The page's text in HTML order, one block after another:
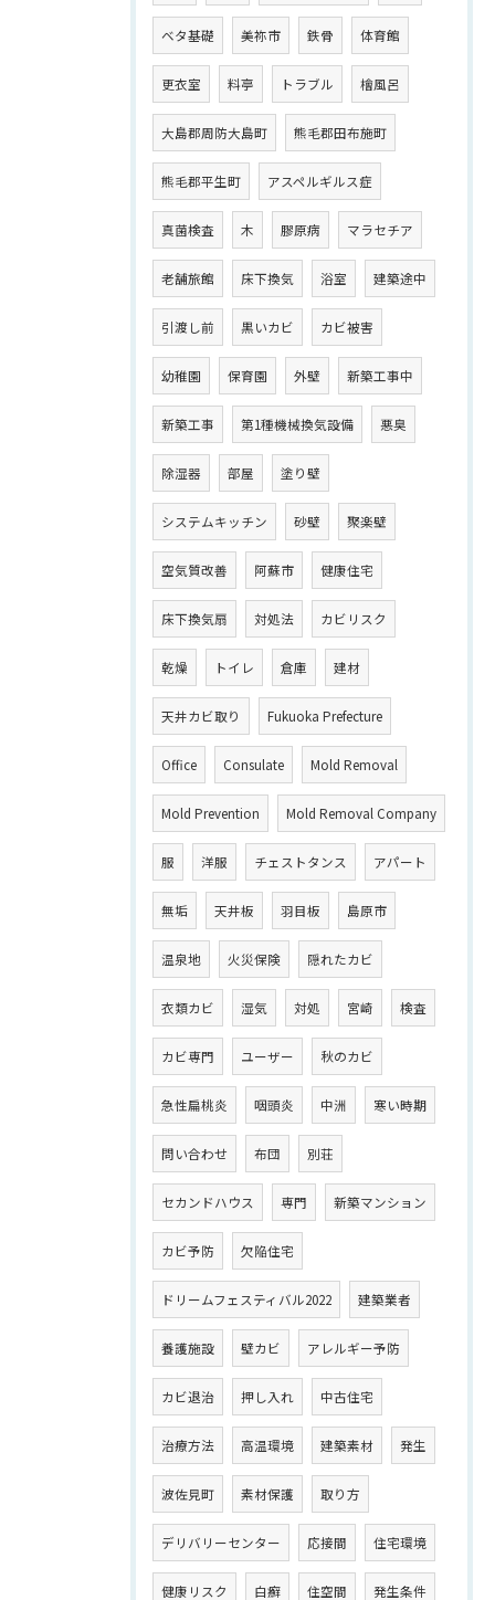
ベタ基礎 美祢市 鉄骨 体育館
更衣室 料亭 トラブル 檜風呂
大島郡周防大島町 熊毛郡田布施町
熊毛郡平生町 アスペルギルス症
真菌検査 木 膠原病 マラセチア
老舗旅館 床下換気 浴室 建築途中
引渡し前 黒いカビ カビ被害
幼稚園 保育園 外壁 新築工事中
新築工事 第1種機械換気設備 悪臭
除湿器 部屋 塗り壁
システムキッチン 砂壁 聚楽壁
空気質改善 阿蘇市 健康住宅
床下換気扇 対処法 カビリスク
乾燥 トイレ 倉庫 建材
天井カビ取り Fukuoka Prefecture
Office Consulate Mold Removal
Mold Prevention Mold Removal Company
服 洋服 チェストタンス アパート
無垢 天井板 羽目板 島原市
温泉地 火災保険 隠れたカビ
衣類カビ 湿気 対処 宮崎 検査
カビ専門 ユーザー 秋のカビ
急性扁桃炎 咽頭炎 中洲 寒い時期
問い合わせ 布団 別荘
セカンドハウス 専門 新築マンション
カビ予防 欠陥住宅
ドリームフェスティバル2022 建築業者
養護施設 壁カビ アレルギー予防
カビ退治 押し入れ 中古住宅
治療方法 高温環境 建築素材 発生
波佐見町 素材保護 取り方
デリバリーセンター 応接間 住宅環境
健康リスク 白癬 住空間 発生条件